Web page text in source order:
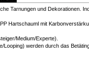
Tarnungen und Dekorationen.
Hartschauml mit
Medium/Experte).
Looping) werden durch das